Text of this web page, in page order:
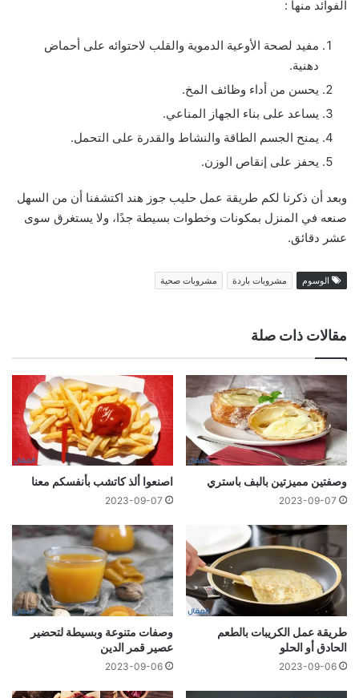
الفوائد منها :
مفيد لصحة الأوعية الدموية والقلب لاحتوائه على أحماض
دهنية.
يحسن من أداء وظائف المخ.
يساعد على بناء الجهاز المناعي.
يمنح الجسم الطاقة والنشاط والقدرة على التحمل.
يحفز على إنقاص الوزن.
وبعد أن ذكرنا لكم طريقة عمل حليب جوز هند اكتشفنا أن من السهل
صنعه في المنزل بمكونات وخطوات بسيطة جدًا، ولا يستغرق سوى
عشر دقائق.
الوسوم مشروبات باردة مشروبات صحية
مقالات ذات صلة
وصفتين مميزتين بالبف باستري
2023-09-07
اصنعوا ألذ كاتشب بأنفسكم معنا
2023-09-07
طريقة عمل الكريبات بالطعم
الحادق أو الحلو
2023-09-06
وصفات متنوعة وبسيطة لتحضير
عصير قمر الدين
2023-09-06